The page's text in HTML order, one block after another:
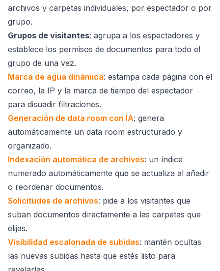
archivos y carpetas individuales, por espectador o por
grupo.
Grupos de visitantes: agrupa a los espectadores y
establece los permisos de documentos para todo el
grupo de una vez.
Marca de agua dinámica: estampa cada página con el
correo, la IP y la marca de tiempo del espectador
para disuadir filtraciones.
Generación de data room con IA: genera
automáticamente un data room estructurado y
organizado.
Indexación automática de archivos: un índice
numerado automáticamente que se actualiza al añadir
o reordenar documentos.
Solicitudes de archivos: pide a los visitantes que
suban documentos directamente a las carpetas que
elijas.
Visibilidad escalonada de subidas: mantén ocultas
las nuevas subidas hasta que estés listo para